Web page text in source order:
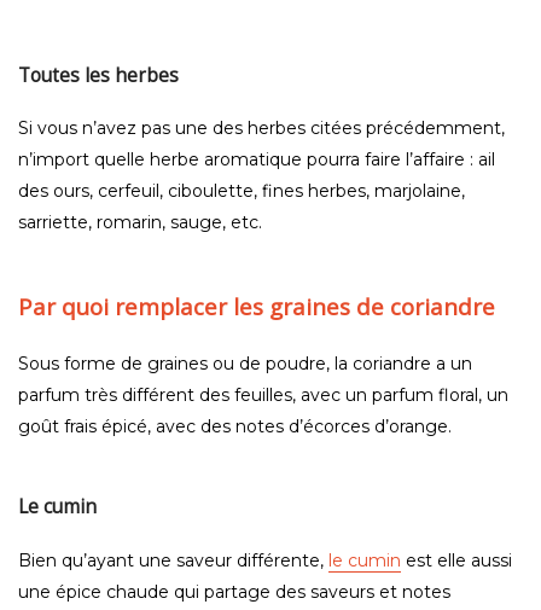
Toutes les herbes
Si vous n’avez pas une des herbes citées précédemment,
n’import quelle herbe aromatique pourra faire l’affaire : ail
des ours, cerfeuil, ciboulette, fines herbes, marjolaine,
sarriette, romarin, sauge, etc.
Par quoi remplacer les graines de coriandre
Sous forme de graines ou de poudre, la coriandre a un
parfum très différent des feuilles, avec un parfum floral, un
goût frais épicé, avec des notes d’écorces d’orange.
Le cumin
Bien qu’ayant une saveur différente, le cumin est elle aussi
une épice chaude qui partage des saveurs et notes